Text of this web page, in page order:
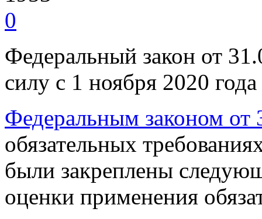
0
Федеральный закон от
силу с 1 ноября 2020 года
Федеральным законом
обязательных
были закреплены
оценки применения